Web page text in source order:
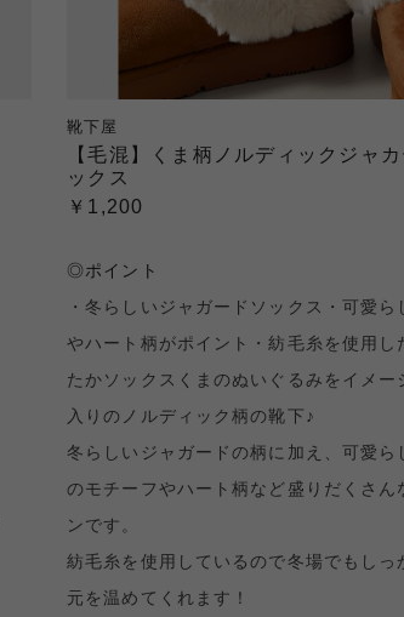
靴下屋
【毛混】くま柄ノルディックジャ
ックス
￥1,200
◎ポイント
・冬らしいジャガードソックス ・可愛
やハート柄がポイント
・紡毛糸を使用し
たかソックス くまのぬいぐるみをイメー
入りのノルディック柄の靴下♪
冬らしいジャガードの柄に加え、 可愛ら
のモチーフやハート柄など盛りだくさん
ンです。
紡毛糸を使用しているので冬場でも しっ
元を温めてくれます！